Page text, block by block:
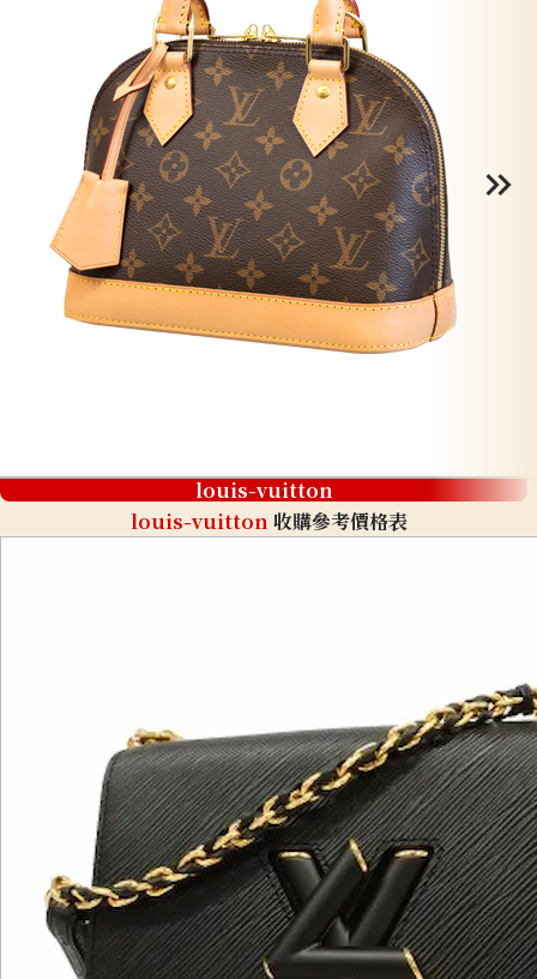
louis-vuitton
louis-vuitton 收購參考價格表